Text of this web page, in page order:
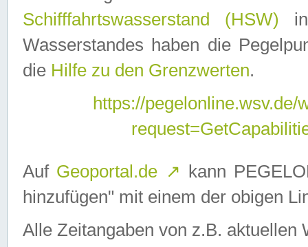
Schifffahrtswasserstand (HSW)
Wasserstandes haben die
die Hilfe zu den Grenzwerten.
https://
Auf Geoportal.de ↗ kann
hinzufügen" mit einem der obigen
Alle Zeitangaben von z.B. aktuellen